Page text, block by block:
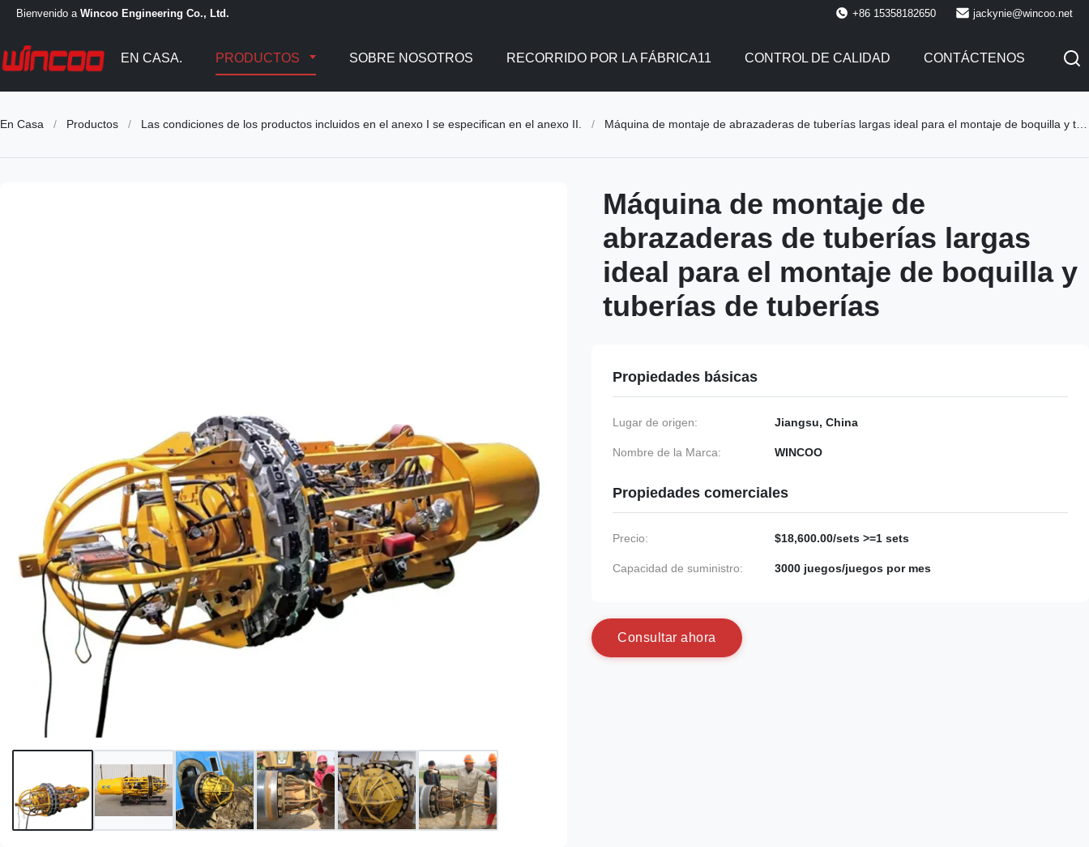
Bienvenido a Wincoo Engineering Co., Ltd. +86 15358182650 jackynie@wincoo.net
EN CASA. PRODUCTOS SOBRE NOSOTROS RECORRIDO POR LA FÁBRICA11 CONTROL DE CALIDAD CONTÁCTENOS
En Casa / Productos / Las condiciones de los productos incluidos en el anexo I se especifican en el anexo II. / Máquina de montaje de abrazaderas de tuberías largas ideal para el montaje de boquilla y tuberías de tuberías
Máquina de montaje de
abrazaderas de tuberías largas
ideal para el montaje de boquilla y
tuberías de tuberías
Propiedades básicas
Lugar de origen: Jiangsu, China
Nombre de la Marca: WINCOO
Propiedades comerciales
Precio: $18,600.00/sets >=1 sets
Capacidad de suministro: 3000 juegos/juegos por mes
Consu tar a hora